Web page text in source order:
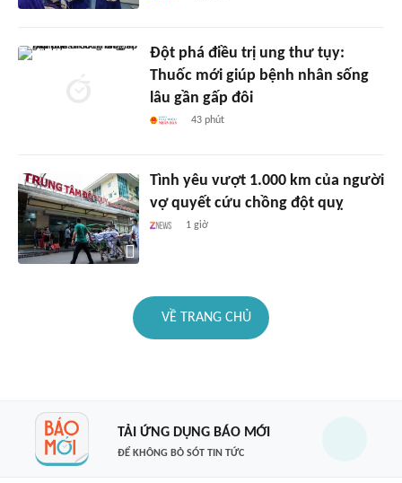
Đột phá điều trị ung thư tụy:
Thuốc mới giúp bệnh nhân sống
lâu gần gấp đôi
43 phút
Tình yêu vượt 1.000 km của người
vợ quyết cứu chồng đột quỵ
1 giờ
VỀ TRANG CHỦ
TẢI ỨNG DỤNG BÁO MỚI
ĐỂ KHÔNG BỎ SÓT TIN TỨC